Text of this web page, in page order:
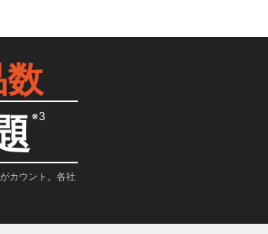
※3
カウント。各社